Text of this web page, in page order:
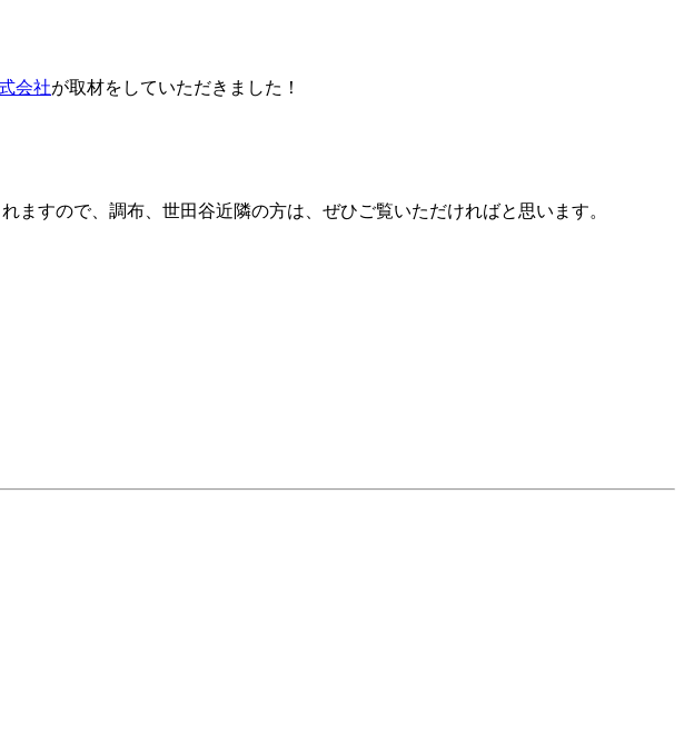
会社が取材をしていただきました！
ますので、調布、世田谷近隣の方は、ぜひご覧いただければと思います。